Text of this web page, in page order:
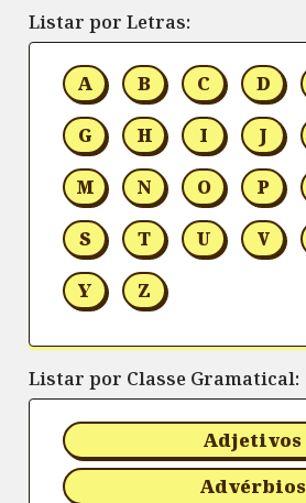
Listar por Letras:
A B C D
G H I J
M N O P
S T U V
Y Z
Listar por Classe Gramatical:
Adjetivos
Advérbios